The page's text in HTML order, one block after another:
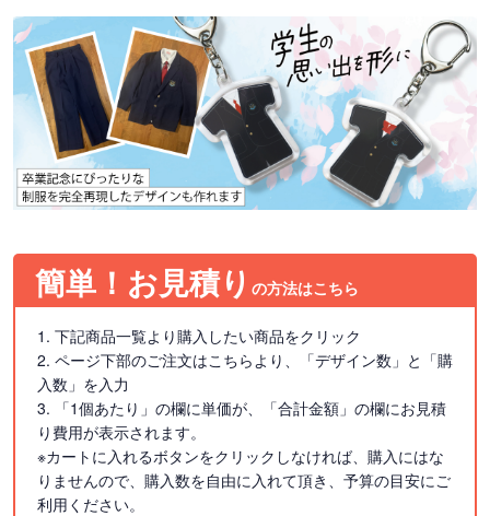
簡単！お見積り の方法はこちら
1. 下記商品一覧より購入したい商品をクリック
2. ページ下部のご注文はこちらより、「デザイン数」と「購
入数」を入力
3. 「1個あたり」の欄に単価が、「合計金額」の欄にお見積
り費用が表示されます。
※カートに入れるボタンをクリックしなければ、購入にはな
りませんので、購入数を自由に入れて頂き、予算の目安にご
利用ください。